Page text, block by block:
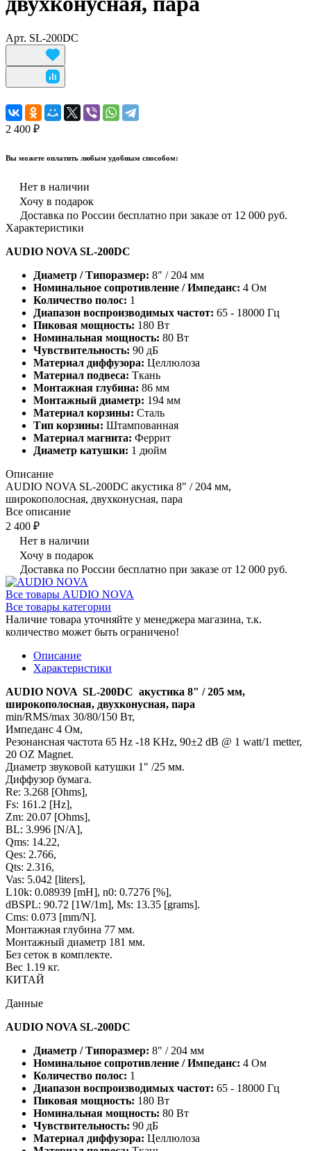
Арт. SL-200DC
2 400 ₽
Вы можете оплатить любым удобным способом:
Нет в наличии
Хочу в подарок
Доставка по России бесплатно при заказе от 12 000 руб.
Характеристики
AUDIO NOVA SL-200DC
Диаметр / Типоразмер: 8" / 204 мм
Номинальное сопротивление / Импеданс: 4 Ом
Количество полос: 1
Диапазон воспроизводимых частот: 65 - 18000 Гц
Пиковая мощность: 180 Вт
Номинальная мощность: 80 Вт
Чувствительность: 90 дБ
Материал диффузора: Целлюлоза
Материал подвеса: Ткань
Монтажная глубина: 86 мм
Монтажный диаметр: 194 мм
Материал корзины: Сталь
Тип корзины: Штампованная
Материал магнита: Феррит
Диаметр катушки: 1 дюйм
Описание
AUDIO NOVA SL-200DC акустика 8" / 204 мм,
широкополосная, двухконусная, пара
Все описание
2 400 ₽
Нет в наличии
Хочу в подарок
Доставка по России бесплатно при заказе от 12 000 руб.
Все товары AUDIO NOVA
Все товары категории
Наличие товара уточняйте у менеджера магазина, т.к.
количество может быть ограничено!
Описание
Характеристики
AUDIO NOVA SL-200DC акустика 8" / 205 мм,
широкополосная, двухконусная, пара
min/RMS/max 30/80/150 Вт,
Импеданс 4 Ом,
Резонансная частота 65 Hz -18 KHz, 90±2 dB @ 1 watt/1 metter,
20 OZ Magnet.
Диаметр звуковой катушки 1" /25 мм.
Диффузор бумага.
Re: 3.268 [Ohms],
Fs: 161.2 [Hz],
Zm: 20.07 [Ohms],
BL: 3.996 [N/A],
Qms: 14.22,
Qes: 2.766,
Qts: 2.316,
Vas: 5.042 [liters],
L10k: 0.08939 [mH], n0: 0.7276 [%],
dBSPL: 90.72 [1W/1m], Ms: 13.35 [grams].
Cms: 0.073 [mm/N].
Монтажная глубина 77 мм.
Монтажный диаметр 181 мм.
Без сеток в комплекте.
Вес 1.19 кг.
КИТАЙ
Данные
AUDIO NOVA SL-200DC
Диаметр / Типоразмер: 8" / 204 мм
Номинальное сопротивление / Импеданс: 4 Ом
Количество полос: 1
Диапазон воспроизводимых частот: 65 - 18000 Гц
Пиковая мощность: 180 Вт
Номинальная мощность: 80 Вт
Чувствительность: 90 дБ
Материал диффузора: Целлюлоза